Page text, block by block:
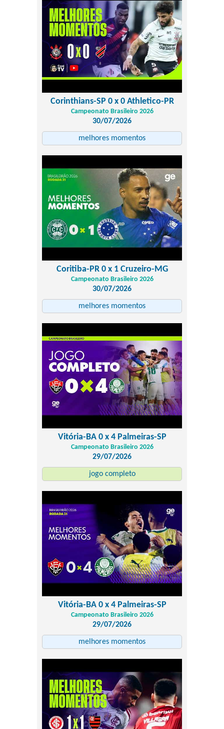
Corinthians-SP 0 x 0 Athletico-PR
Campeonato Brasileiro 2026
30/07/2026
melhores momentos
Coritiba-PR 0 x 1 Cruzeiro-MG
Campeonato Brasileiro 2026
30/07/2026
melhores momentos
Vitória-BA 0 x 4 Palmeiras-SP
Campeonato Brasileiro 2026
29/07/2026
jogo completo
Vitória-BA 0 x 4 Palmeiras-SP
Campeonato Brasileiro 2026
29/07/2026
melhores momentos